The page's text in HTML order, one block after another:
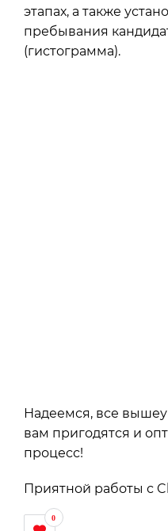
этапах, а также
пребывания
(гистограмма).
Надеемся, все
вам пригодятся и
процесс!
Приятной работы с
0